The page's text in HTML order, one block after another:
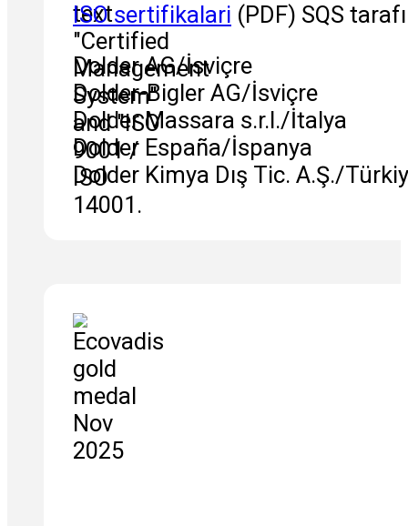
ISO sertifikalari (PDF) SQS
Dolder AG/İsviçre
Dolder-Bigler AG/İsviçre
Dolder Massara s.r.l./İtalya
Dolder España/İspanya
Dolder Kimya Dış Tic. A.Ş./